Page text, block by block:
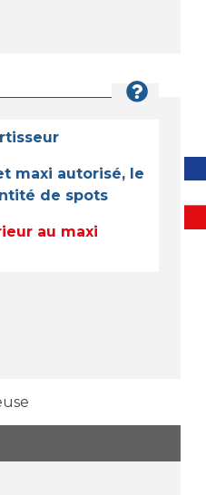
maxi autorisé, le
de spots
au maxi